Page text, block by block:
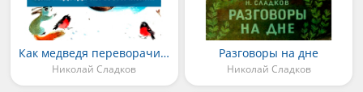
Как медведя переворачивали
Николай Сладков
Разговоры на дне
Николай Сладков